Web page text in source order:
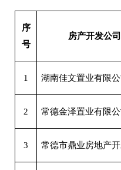
序
号
房产开发公
1 湖南佳文置业有限公
2 常德金泽置业有限公
3 常德市鼎业房地产